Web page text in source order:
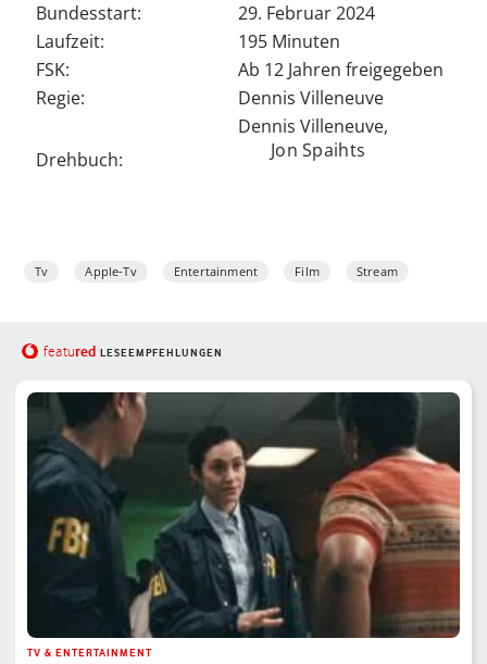
Bundesstart:
29. Februar 2024
Laufzeit:
195 Minuten
FSK:
Ab 12 Jahren freigegeben
Regie:
Dennis Villeneuve
Drehbuch:
Dennis Villeneuve,
Jon Spaihts
Tv Apple-Tv Entertainment Film Stream
featured LESEEMPFEHLUNGEN
TV & ENTERTAINMENT